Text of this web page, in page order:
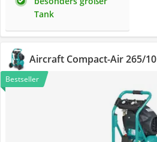
Tank
Aircraft Compact-Air 265/10
Bestseller